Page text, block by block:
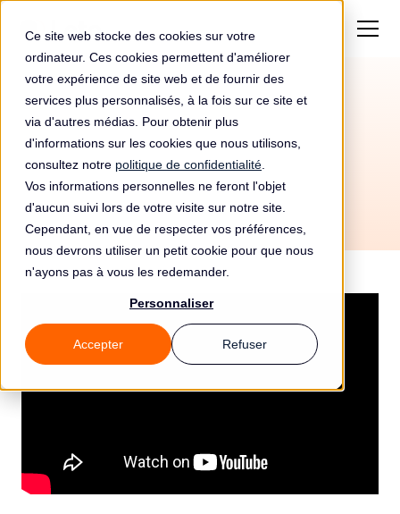
Ce site web stocke des cookies sur votre
ordinateur. Ces cookies permettent d'améliorer
votre expérience de site web et de fournir des
services plus personnalisés, à la fois sur ce site et
via d'autres médias. Pour obtenir plus
d'informations sur les cookies que nous utilisons,
consultez notre politique de confidentialité
Vos informations personnelles ne feront l'objet
d'aucun suivi lors de votre visite sur notre site.
Cependant, en vue de respecter vos préférences,
nous devrons utiliser un petit cookie pour que nous
n'ayons pas à vous les redemander.
Personnaliser
Accepter Refuser